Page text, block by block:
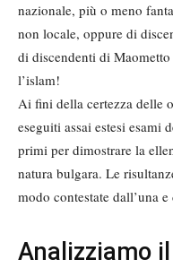
nazionale, più o meno
non locale, oppure di
di discendenti di
l’islam!
Ai fini della certezza delle
eseguiti assai estesi
primi per dimostrare la
natura bulgara. Le
modo contestate dall’una e
Analizziamo